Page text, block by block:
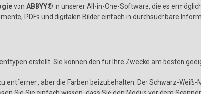
von ABBYY® in unserer All-in-One-Software, die es
PDFs und digitalen Bilder einfach in durchsuchbare
erstellt. Sie können den für Ihre Zwecke am besten
aber die Farben beizubehalten. Der Schwarz-